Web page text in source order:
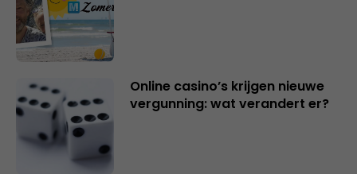
Online casino’s krijgen nieuwe
vergunning: wat verandert er?